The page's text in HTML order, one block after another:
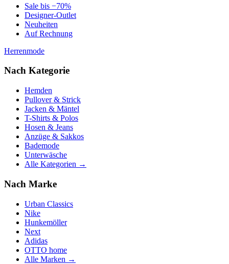
Sale bis −70%
Designer-Outlet
Neuheiten
Auf Rechnung
Herrenmode
Nach Kategorie
Hemden
Pullover & Strick
Jacken & Mäntel
T-Shirts & Polos
Hosen & Jeans
Anzüge & Sakkos
Bademode
Unterwäsche
Alle Kategorien →
Nach Marke
Urban Classics
Nike
Hunkemöller
Next
Adidas
OTTO home
Alle Marken →